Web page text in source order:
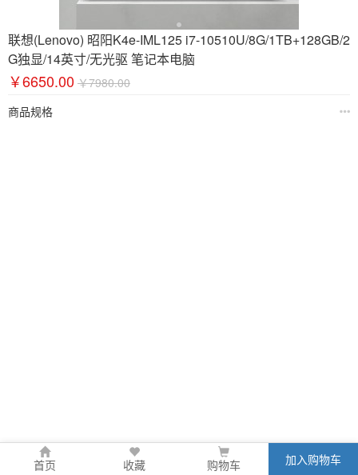
联想(Lenovo) 昭阳K4e-IML125 i7-10510U/8G/1TB+128GB/2
G独显/14英寸/无光驱 笔记本电脑
￥6650.00 ￥7980.00
商品规格
首页 收藏 购物车 加入购物车